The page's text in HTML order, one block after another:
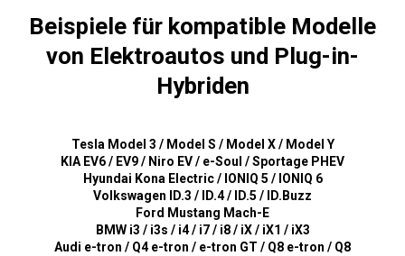
Beispiele für kompatible Modelle
von Elektroautos und Plug-in-
Hybriden
Tesla Model 3 / Model S / Model X / Model Y
KIA EV6 / EV9 / Niro EV / e-Soul / Sportage PHEV
Hyundai Kona Electric / IONIQ 5 / IONIQ 6
Volkswagen ID.3 / ID.4 / ID.5 / ID.Buzz
Ford Mustang Mach-E
BMW i3 / i3s / i4 / i7 / i8 / iX / iX1 / iX3
Audi e-tron / Q4 e-tron / e-tron GT / Q8 e-tron / Q8